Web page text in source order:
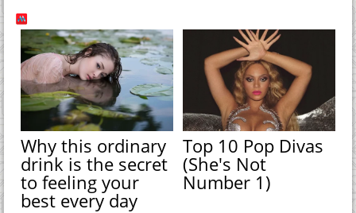
Why this ordinary
drink is the secret
to feeling your
best every day
Top 10 Pop Divas
(She's Not
Number 1)